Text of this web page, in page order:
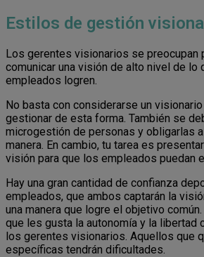
Estilos de gestión
Los gerentes visionarios se preocupan
comunicar una visión de alto nivel de lo
empleados logren.
No basta con considerarse un
gestionar de esta forma. También se
microgestión de personas y obligarlas
manera. En cambio, tu tarea es
visión para que los empleados puedan
Hay una gran cantidad de confianza
empleados, que ambos captarán la
una manera que logre el objetivo
que les gusta la autonomía y la libertad
los gerentes visionarios. Aquellos que
específicas tendrán dificultades.